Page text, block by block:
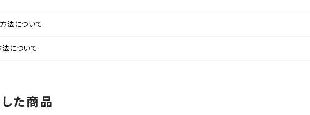
法について
について
た商品